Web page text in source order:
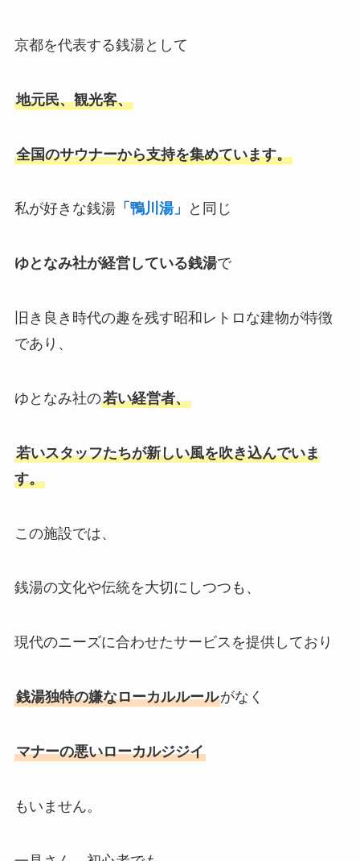
京都を代表する銭湯として
地元民、観光客、
全国のサウナーから支持を集めています。
私が好きな銭湯「鴨川湯」 と同じ
ゆとなみ社が経営している銭湯で
旧き良き時代の趣を残す昭和レトロな建物が特徴
であり、
ゆとなみ社の若い経営者、
若いスタッフたちが新しい風を吹き込んでいま
す。
この施設では、
銭湯の文化や伝統を大切にしつつも、
現代のニーズに合わせたサービスを提供しており
銭湯独特の嫌なローカルルールがなく
マナーの悪いローカルジジイ
もいません。